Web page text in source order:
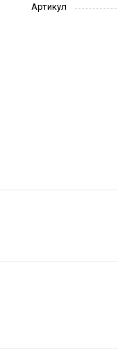
Артикул